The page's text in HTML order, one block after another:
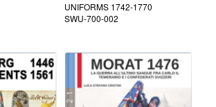
UNIFORMS 1742-1770
SWU-700-002